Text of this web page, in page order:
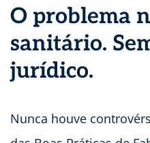
O problema
sanitário.
jurídico.
Nunca houve